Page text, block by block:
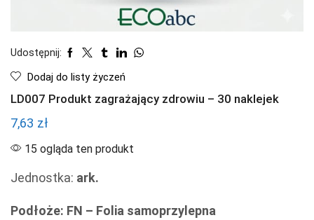
Udostępnij:
Dodaj do listy życzeń
LD007 Produkt zagrażający zdrowiu – 30 naklejek
7,63 zł
15 ogląda ten produkt
Jednostka: ark.
Podłoże: FN – Folia samoprzylepna